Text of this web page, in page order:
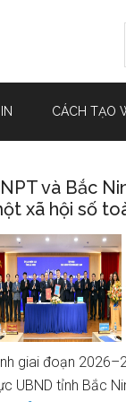
CÁCH TẠO
và Bắc
xã hội số
giai đoạn
UBND tỉnh Bắc